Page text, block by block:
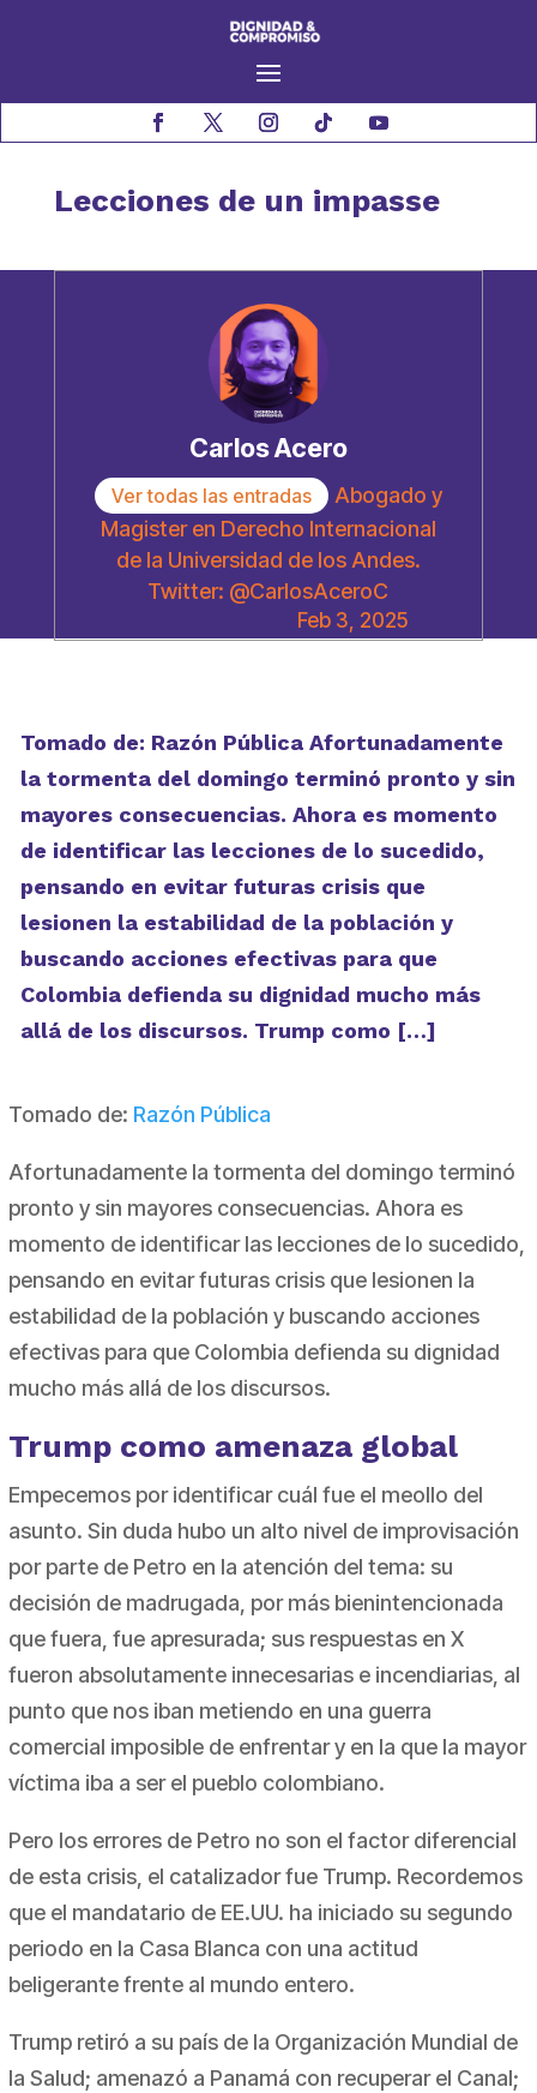
Lecciones de un impasse
Carlos Acero
Ver todas las entradas
Abogado y
Magister en Derecho Internacional
de la Universidad de los Andes.
Twitter: @CarlosAceroC
Feb 3, 2025
Tomado de: Razón Pública Afortunadamente
la tormenta del domingo terminó pronto y sin
mayores consecuencias. Ahora es momento
de identificar las lecciones de lo sucedido,
pensando en evitar futuras crisis que
lesionen la estabilidad de la población y
buscando acciones efectivas para que
Colombia defienda su dignidad mucho más
allá de los discursos. Trump como […]
Tomado de: Razón Pública
Afortunadamente la tormenta del domingo terminó
pronto y sin mayores consecuencias. Ahora es
momento de identificar las lecciones de lo sucedido,
pensando en evitar futuras crisis que lesionen la
estabilidad de la población y buscando acciones
efectivas para que Colombia defienda su dignidad
mucho más allá de los discursos.
Trump como amenaza global
Empecemos por identificar cuál fue el meollo del
asunto. Sin duda hubo un alto nivel de improvisación
por parte de Petro en la atención del tema: su
decisión de madrugada, por más bienintencionada
que fuera, fue apresurada; sus respuestas en X
fueron absolutamente innecesarias e incendiarias, al
punto que nos iban metiendo en una guerra
comercial imposible de enfrentar y en la que la mayor
víctima iba a ser el pueblo colombiano.
Pero los errores de Petro no son el factor diferencial
de esta crisis, el catalizador fue Trump. Recordemos
que el mandatario de EE.UU. ha iniciado su segundo
periodo en la Casa Blanca con una actitud
beligerante frente al mundo entero.
Trump retiró a su país de la Organización Mundial de
la Salud; amenazó a Panamá con recuperar el Canal;